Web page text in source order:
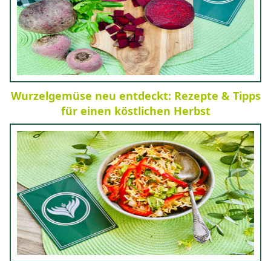
Wurzelgemüse neu entdeckt: Rezepte & Tipps
für einen köstlichen Herbst